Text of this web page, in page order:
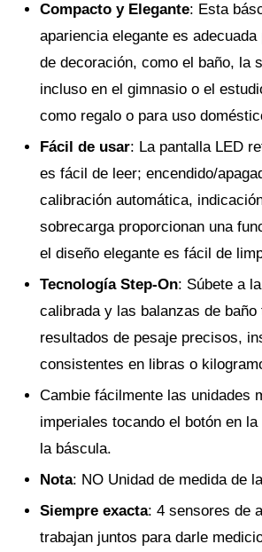
Compacto y Elegante: Esta
apariencia elegante es
de decoración, como el baño, la
incluso en el gimnasio o el
como regalo o para uso
Fácil de usar: La pantalla LED
es fácil de leer; encendido/
calibración automática,
sobrecarga proporcionan una
el diseño elegante es fácil de
Tecnología Step-On: Súbete a
calibrada y las balanzas de baño
resultados de pesaje precisos,
consistentes en libras o
Cambie fácilmente las unidades
imperiales tocando el botón en
la báscula.
Nota: NO Unidad de medida de
Siempre exacta: 4 sensores de
trabajan juntos para darle